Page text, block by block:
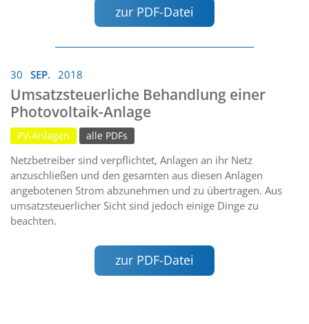
zur PDF-Datei
30 SEP. 2018
Umsatzsteuerliche Behandlung einer
Photovoltaik-Anlage
PV-Anlagen alle PDFs
Netzbetreiber sind verpflichtet, Anlagen an ihr Netz
anzuschließen und den gesamten aus diesen Anlagen
angebotenen Strom abzunehmen und zu übertragen. Aus
umsatzsteuerlicher Sicht sind jedoch einige Dinge zu
beachten.
zur PDF-Datei